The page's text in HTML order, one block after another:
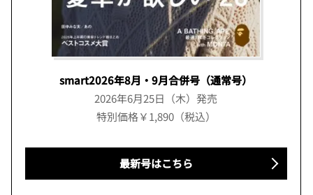
smart2026年8月・9月合併号（通常号）
2026年6月25日（木）発売
特別価格￥1,890（税込）
最新号はこちら